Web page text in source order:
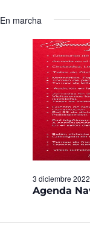
En marcha
Agenda
3 diciembre